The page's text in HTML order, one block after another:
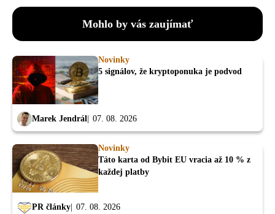
Mohlo by vás zaujímať
Novinky
5 signálov, že kryptoponuka je podvod
Marek Jendrál 07. 08. 2026
Novinky
Táto karta od Bybit EU vracia až 10 % z
každej platby
PR články 07. 08. 2026